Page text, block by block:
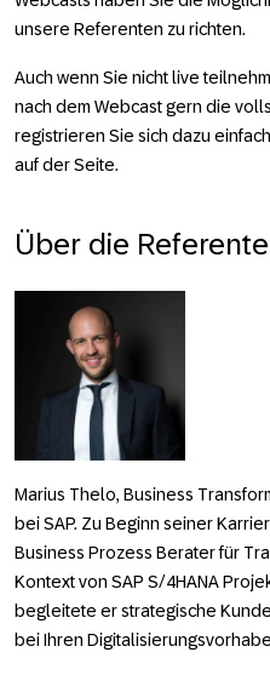
unsere Referenten zu richten.
Auch wenn Sie nicht live
nach dem Webcast gern die
registrieren Sie sich dazu
auf der Seite.
Über die
Marius Thelo, Business
bei SAP. Zu Beginn seiner
Business Prozess Berater für
Kontext von SAP S/4HANA
begleitete er strategische
bei Ihren